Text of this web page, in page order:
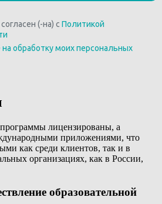
лицензированы, а
приложениями, что
как среди клиентов, так и в
организациях, как в России,
образовательной